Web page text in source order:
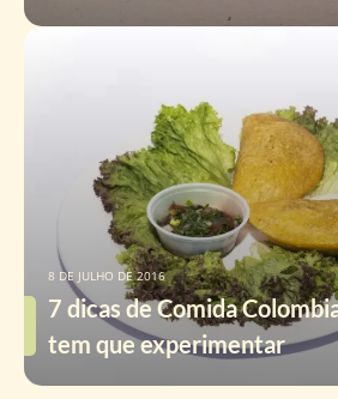
7 dicas de Comida
tem que experimentar
8 DE JULHO DE 2016